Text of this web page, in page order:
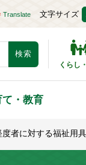
Translate 文字サイズ
くらし
て・教育
度者に対する福祉用